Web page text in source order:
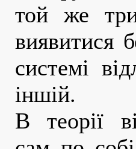
той же
виявитися
системі
іншій.
В теорії